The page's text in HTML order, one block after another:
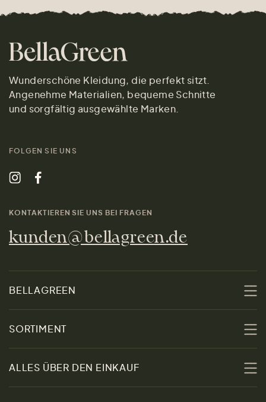
Wunderschöne Kleidung, die perfekt sitzt.
Angenehme Materialien, bequeme Schnitte
und sorgfältig ausgewählte Marken.
FOLGEN SIE UNS
KONTAKTIEREN SIE UNS BEI FRAGEN
kunden@bellagreen.de
BELLAGREEN
Nachhaltigkeit
SORTIMENT
Damen
ALLES ÜBER DEN EINKAUF